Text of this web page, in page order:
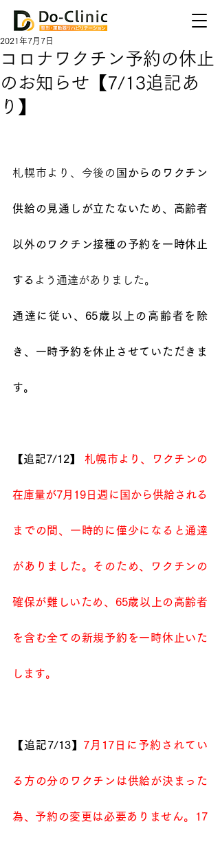
コロナワクチン予約の休止
のお知らせ【7/13追記あ
り】
2021年7月7日
札幌市より、今後の 国からのワクチン
供給の見通しが立たないため、高齢者
以外のワクチン接種の予約を一時休止
する よう通達がありました。
通達に従い、65歳以上の高齢者を除
き、一時予約を休止させていただきま
す。
【追記7/12】 札幌市より、ワクチンの
在庫量が7月19日週に国から供給される
までの間、一時的に僅少になると通達
がありました。そのため、ワクチンの
確保が難しいため、65歳以上の高齢者
を含む全ての新規予約を一時休止いた
します。
【追記7/13】 7月17日に予約されてい
る方の分のワクチンは供給が決まった
為、予約の変更は必要ありません。17